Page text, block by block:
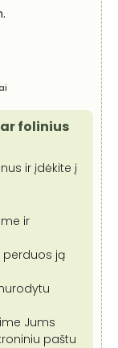
folinius
ir įdėkite į
ir
perduos ją
Jums
paštu